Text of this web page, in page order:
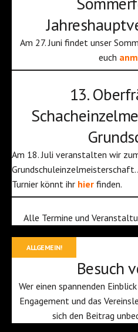
Am 27. Juni findet unser
euch
13.
Am 18. Juli veranstalten wir
Turnier könnt ihr hier finden.
Alle Termine und
ALLGEMEIN!
Besuch
Wer einen spannenden
Engagement und das
sich den Beitrag